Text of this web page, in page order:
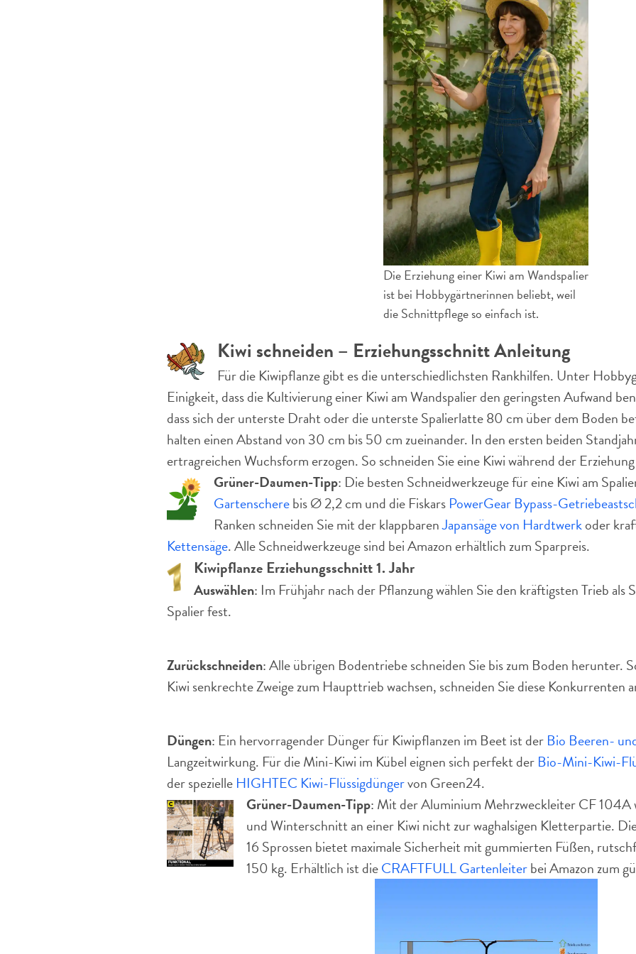
Die Erziehung einer Kiwi am Wandspalier
ist bei Hobbygärtnerinnen beliebt, weil
die Schnittpflege so einfach ist.
Kiwi schneiden – Erziehungsschnitt Anleitung
Für die Kiwipflanze gibt es die unterschiedlichsten Rankhilfen. Unter
Einigkeit, dass die Kultivierung einer Kiwi am Wandspalier den geringsten Aufwand
dass sich der unterste Draht oder die unterste Spalierlatte 80 cm über dem Boden
halten einen Abstand von 30 cm bis 50 cm zueinander. In den ersten beiden
ertragreichen Wuchsform erzogen. So schneiden Sie eine Kiwi während der
Grüner-Daumen-Tipp: Die besten Schneidwerkzeuge für eine Kiwi am
Gartenscherebis Ø 2,2 cm und die Fiskars PowerGear Bypass-
Ranken schneiden Sie mit der klappbarenJapansäge von Hardtwerkoder
Kettensäge. Alle Schneidwerkzeuge sind bei Amazon erhältlich zum Sparpreis.
Kiwipflanze Erziehungsschnitt 1. Jahr
Auswählen: Im Frühjahr nach der Pflanzung wählen Sie den kräftigsten Trieb als
Spalier fest.
Zurückschneiden: Alle übrigen Bodentriebe schneiden Sie bis zum Boden herunter.
Kiwi senkrechte Zweige zum Haupttrieb wachsen, schneiden Sie diese Konkurrenten
Düngen: Ein hervorragender Dünger für Kiwipflanzen im Beet ist der Bio Beeren-
Langzeitwirkung. Für die Mini-Kiwi im Kübel eignen sich perfekt der Bio-Mini-Kiwi-
der spezielle HIGHTEC Kiwi-Flüssigdüngervon Green24.
Grüner-Daumen-Tipp: Mit der Aluminium Mehrzweckleiter CF 104A
und Winterschnitt an einer Kiwi nicht zur waghalsigen Kletterpartie.
16 Sprossen bietet maximale Sicherheit mit gummierten Füßen,
150 kg. Erhältlich ist dieCRAFTFULL Gartenleiterbei Amazon zum